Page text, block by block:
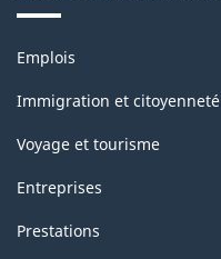
Thèmes
sujets
Emplois
Immigration et citoyenneté
Voyage et tourisme
Entreprises
Prestations